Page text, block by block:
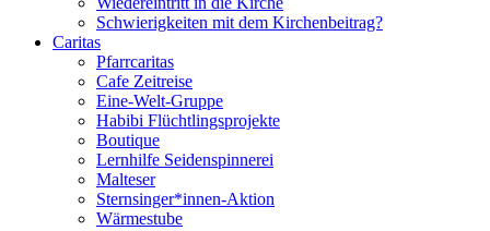
Schwierigkeiten mit dem Kirchenbeitrag?
Caritas
Pfarrcaritas
Cafe Zeitreise
Eine-Welt-Gruppe
Habibi Flüchtlingsprojekte
Boutique
Lernhilfe Seidenspinnerei
Malteser
Sternsinger*innen-Aktion
Wärmestube